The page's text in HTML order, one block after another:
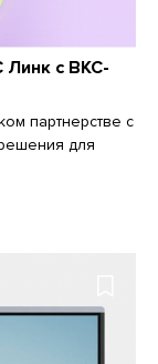
с ВКС-
партнерстве с
для